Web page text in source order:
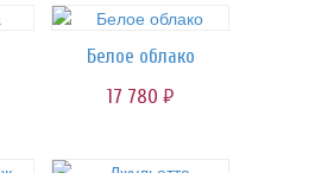
Белое облако
17 780 руб.